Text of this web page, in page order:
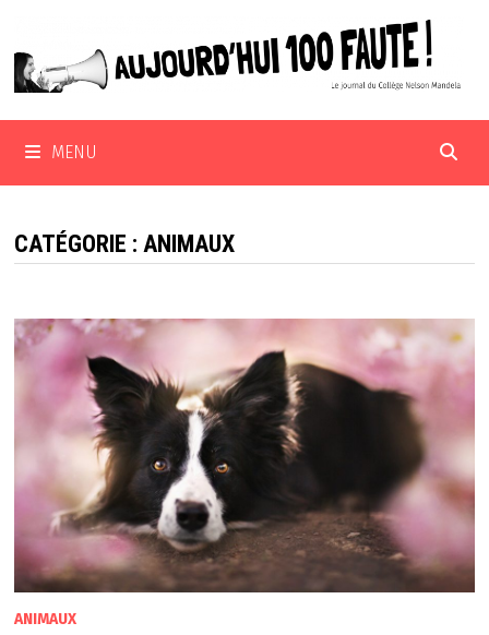
contenu
MENU
CATÉGORIE :ANIMAUX
ANIMAUX